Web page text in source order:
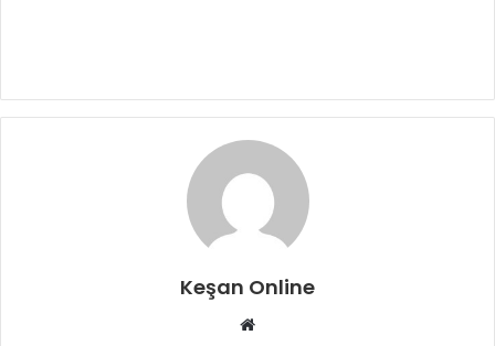
Keşan Online
Web